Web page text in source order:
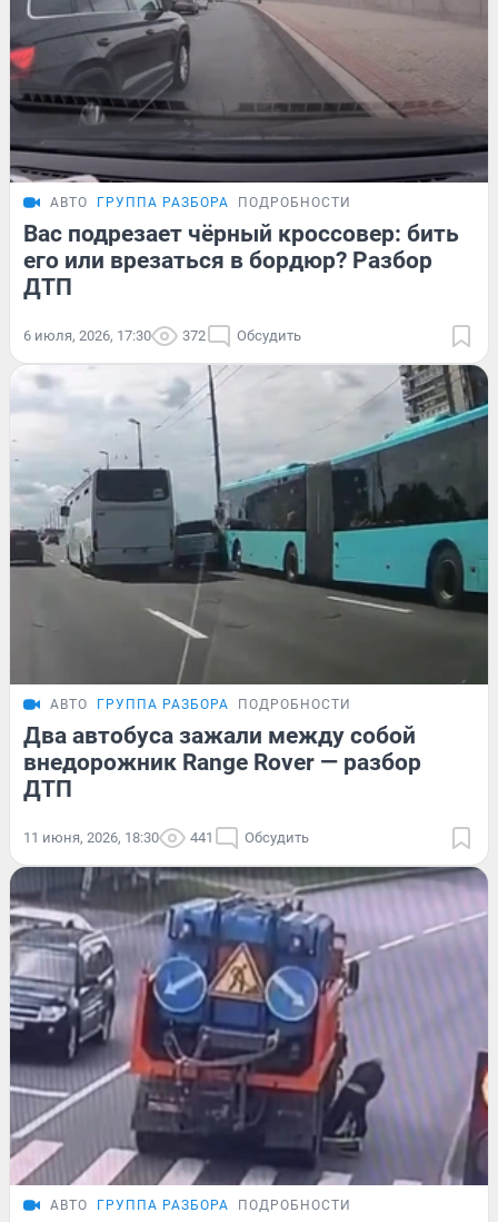
АВТО ГРУППА РАЗБОРА ПОДРОБНОСТИ
Вас подрезает чёрный кроссовер: бить
его или врезаться в бордюр? Разбор
ДТП
6 июля, 2026, 17:30 372 Обсудить
АВТО ГРУППА РАЗБОРА ПОДРОБНОСТИ
Два автобуса зажали между собой
внедорожник Range Rover — разбор
ДТП
11 июня, 2026, 18:30 441 Обсудить
АВТО ГРУППА РАЗБОРА ПОДРОБНОСТИ